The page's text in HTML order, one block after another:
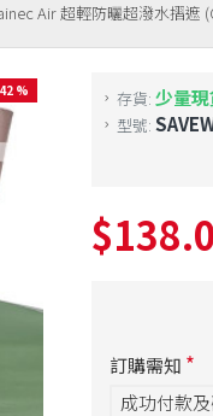
Air 超輕防曬超潑水摺遮
% 存貨: 少量現
型號:
訂購需知
成功付款